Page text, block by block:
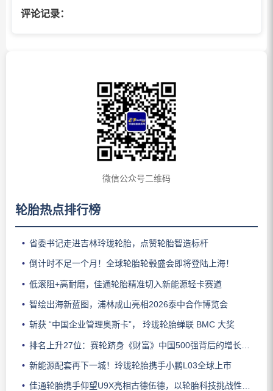
评论记录：
微信公众号二维码
轮胎热点排行榜
省委书记走进吉林玲珑轮胎，点赞轮胎智造标杆
倒计时不足一个月！全球轮胎轮毂盛会即将登陆上海！
低滚阻+高耐磨，佳通轮胎精准切入新能源轻卡赛道
智绘出海新蓝图，浦林成山亮相2026泰中合作博览会
斩获 “中国企业管理奥斯卡”， 玲珑轮胎蝉联 BMC 大奖
排名上升27位：赛轮跻身《财富》中国500强背后的增长逻辑
新能源配套再下一城！玲珑轮胎携手小鹏L03全球上市
佳通轮胎携手仰望U9X亮相古德伍德，以轮胎科技挑战性能边界